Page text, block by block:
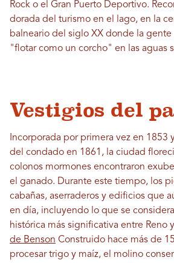
Rock o el Gran Puerto Deportivo.
dorada del turismo en el lago, en la
balneario del siglo XX donde la
"flotar como un corcho" en las aguas
Vestigios del
Incorporada por primera vez en 1853
del condado en 1861, la ciudad
colonos mormones encontraron
el ganado. Durante este tiempo, los
cabañas, aserraderos y edificios que
en día, incluyendo lo que se
histórica más significativa entre Reno
de Benson Construido hace más de
procesar trigo y maíz, el molino